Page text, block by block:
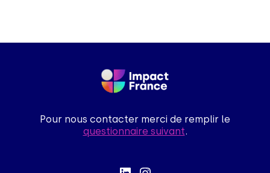
Pour nous contacter merci de remplir le
questionnaire suivant.